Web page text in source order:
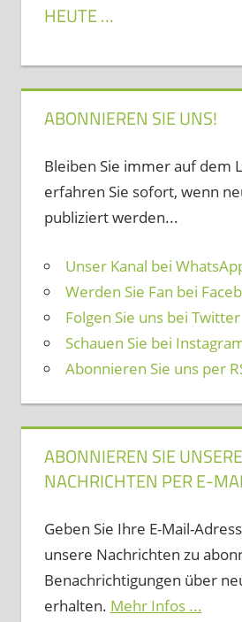
HEUTE …
ABONNIEREN SIE UNS!
Bleiben Sie immer auf dem
erfahren Sie sofort, wenn
publiziert werden...
Unser Kanal bei
Werden Sie Fan bei
Folgen Sie uns bei Twitter
Schauen Sie bei
Abonnieren Sie uns per
ABONNIEREN SIE UNSERE
NACHRICHTEN PER E-
Geben Sie Ihre E-Mail-
unsere Nachrichten zu
Benachrichtigungen über
erhalten. Mehr Infos ...